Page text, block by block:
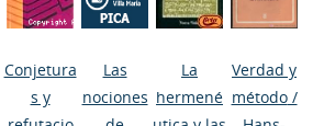
Conjetura
s y
Las
nociones
La
hermené
Verdad y
método/